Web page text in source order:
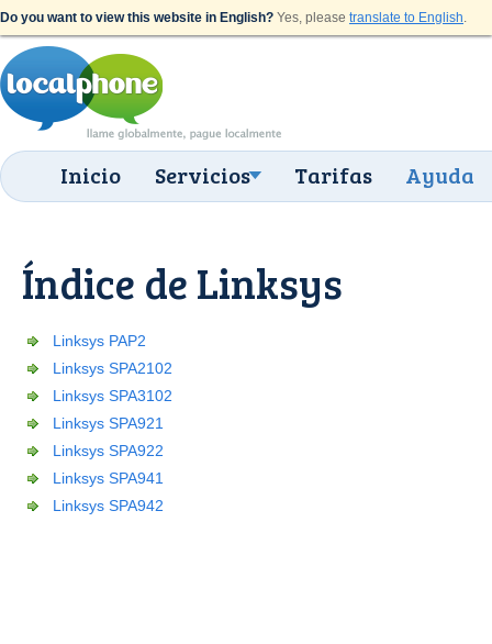
Do you want to view this website in English? Yes, please translate to English.
Inicio Servicios Tarifas Ayuda
Índice de Linksys
Linksys PAP2
Linksys SPA2102
Linksys SPA3102
Linksys SPA921
Linksys SPA922
Linksys SPA941
Linksys SPA942